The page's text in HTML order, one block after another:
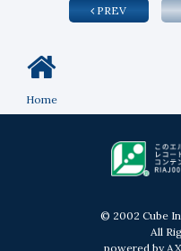
PREV
Home
© 2002 Cube
All
powered by